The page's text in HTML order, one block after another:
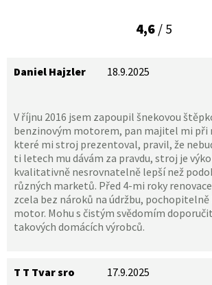
4,6/ 5
Daniel Hajzler 18.9.2025
V říjnu 2016 jsem zapoupil šnekovou
benzinovým motorem, pan majitel mi při
které mi stroj prezentoval, pravil, že
ti letech mu dávám za pravdu, stroj je
kvalitativně nesrovnatelně lepší než
různých marketů. Před 4-mi roky
zcela bez nároků na údržbu, pochopitelně
motor. Mohu s čistým svědomím
takových domácích výrobců.
T T Tvar sro 17.9.2025